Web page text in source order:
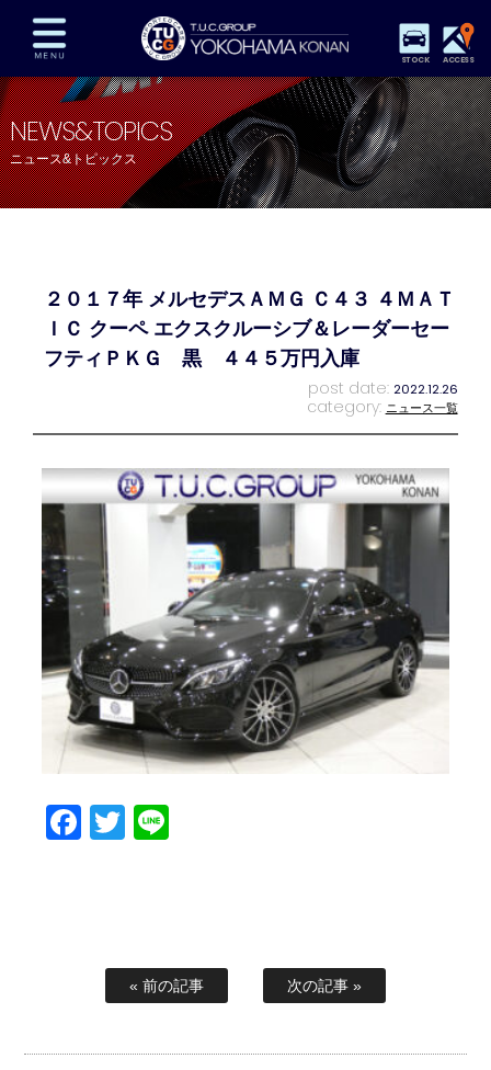
STOCK ACCESS
在庫車両情報 保証&サービス パーツリスト
TUCとは？ 店舗情報 アクセスマップ
全国納車 特別作業 注文販売
プライバシーポリシー スタッフblog 納車blog
NEWS&TOPICS
ニュース&トピックス
２０１７年 メルセデスＡＭＧ Ｃ４３ ４ＭＡＴ
ＩＣ クーペ エクスクルーシブ＆レーダーセー
フティＰＫＧ 黒 ４４５万円入庫
post date: 2022.12.26
category: ニュース一覧
Facebook
Twitter
« 前の記事 次の記事 »